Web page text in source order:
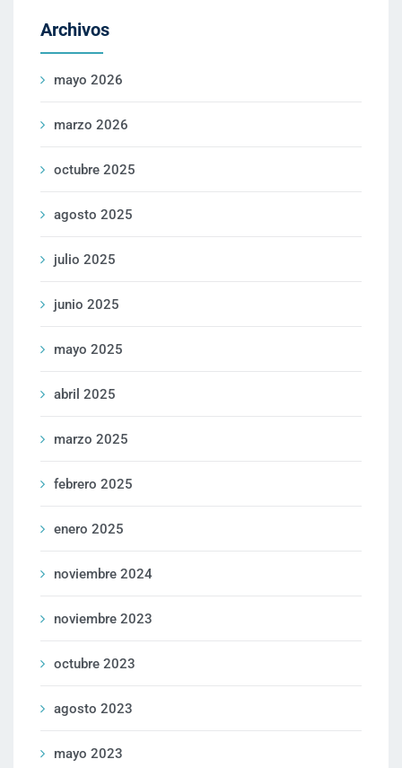
Archivos
mayo 2026
marzo 2026
octubre 2025
agosto 2025
julio 2025
junio 2025
mayo 2025
abril 2025
marzo 2025
febrero 2025
enero 2025
noviembre 2024
noviembre 2023
octubre 2023
agosto 2023
mayo 2023